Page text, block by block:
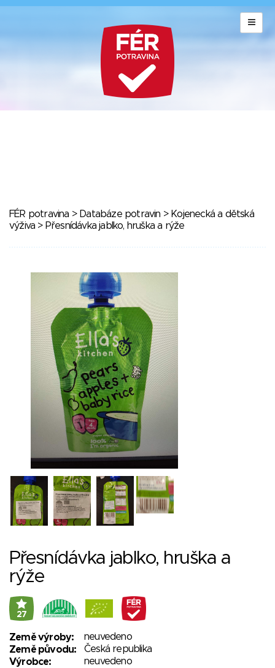
FÉR potravina > Databáze potravin > Kojenecká a dětská
výživa > Přesnídávka jablko, hruška a rýže
Přesnídávka jablko, hruška a
rýže
27
Země výroby:
neuvedeno
Země původu:
Česká republika
Výrobce:
neuvedeno